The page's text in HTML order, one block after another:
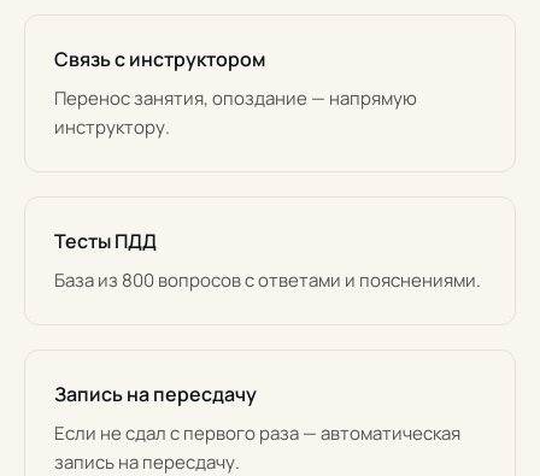
Связь с инструктором
Перенос занятия, опоздание — напрямую
инструктору.
Тесты ПДД
База из 800 вопросов с ответами и пояснениями.
Запись на пересдачу
Если не сдал с первого раза — автоматическая
запись на пересдачу.